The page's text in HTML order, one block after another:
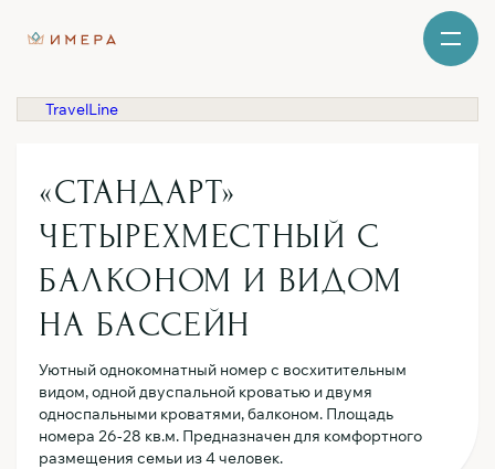
TravelLine
«СТАНДАРТ»
ЧЕТЫРЕХМЕСТНЫЙ С
БАЛКОНОМ И ВИДОМ
НА БАССЕЙН
Уютный однокомнатный номер с восхитительным
видом, одной двуспальной кроватью и двумя
односпальными кроватями, балконом. Площадь
номера 26-28 кв.м. Предназначен для комфортного
размещения семьи из 4 человек.